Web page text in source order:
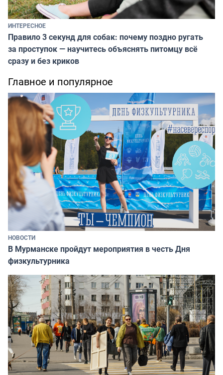
ИНТЕРЕСНОЕ
Правило 3 секунд для собак: почему поздно ругать
за проступок — научитесь объяснять питомцу всё
сразу и без криков
Главное и популярное
НОВОСТИ
В Мурманске пройдут мероприятия в честь Дня
физкультурника